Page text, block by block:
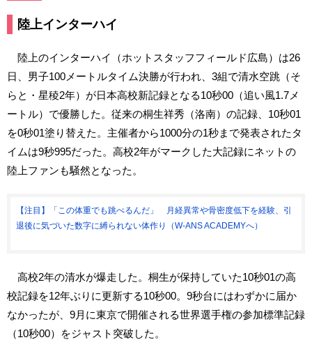
陸上インターハイ
陸上のインターハイ（ホットスタッフフィールド広島）は26
日、男子100メートルタイム決勝が行われ、3組で清水空跳（そ
らと・星稜2年）が日本高校新記録となる10秒00（追い風1.7メ
ートル）で優勝した。従来の桐生祥秀（洛南）の記録、10秒01
を0秒01塗り替えた。主催者から1000分の1秒まで発表されたタ
イムは9秒995だった。高校2年がマークした大記録にネットの
陸上ファンも騒然となった。
【注目】「この体重でも跳べるんだ」 月経異常や骨密度低下を経験、引
退後に気づいた数字に縛られない体作り（W-ANS ACADEMYへ）
高校2年の清水が爆走した。桐生が保持していた10秒01の高
校記録を12年ぶりに更新する10秒00。9秒台にはわずかに届か
なかったが、9月に東京で開催される世界選手権の参加標準記録
（10秒00）をジャスト突破した。